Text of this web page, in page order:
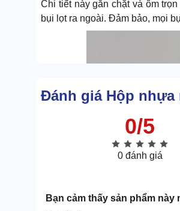
Chi tiết này gắn chặt và ôm
bụi lọt ra ngoài. Đảm bảo, mọi
Đánh giá Hộp
0/5
0 đánh giá
Bạn cảm thấy sản phẩm này